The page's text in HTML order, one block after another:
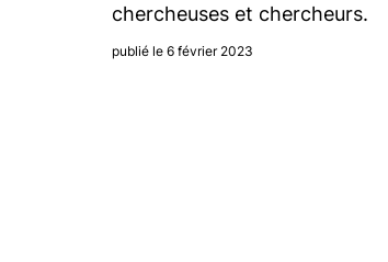
chercheuses et chercheurs.
publié le 6 février 2023